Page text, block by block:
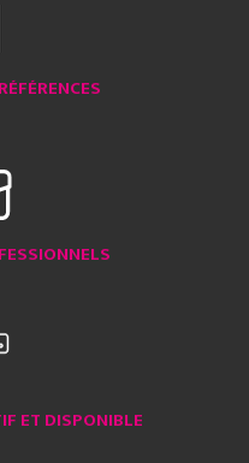
ET DISPONIBLE